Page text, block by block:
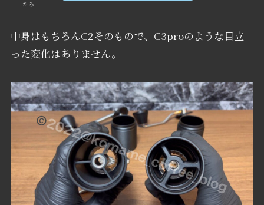
たろ
中身はもちろんC2そのもので、C3proのような目立
った変化はありません。